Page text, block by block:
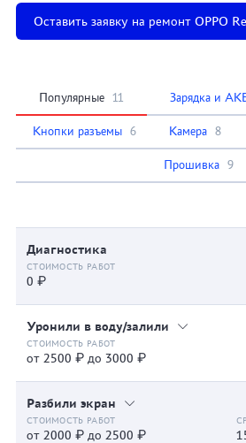
Оставить заявку на ремонт OPPO
Популярные 11 Зарядка и
Кнопки разъемы 6 Камера 8
Прошивка 9
Диагностика
0 ₽
Уронили в воду/залили
от 2500 ₽ до 3000 ₽
Разбили экран
от 2000 ₽ до 2500 ₽